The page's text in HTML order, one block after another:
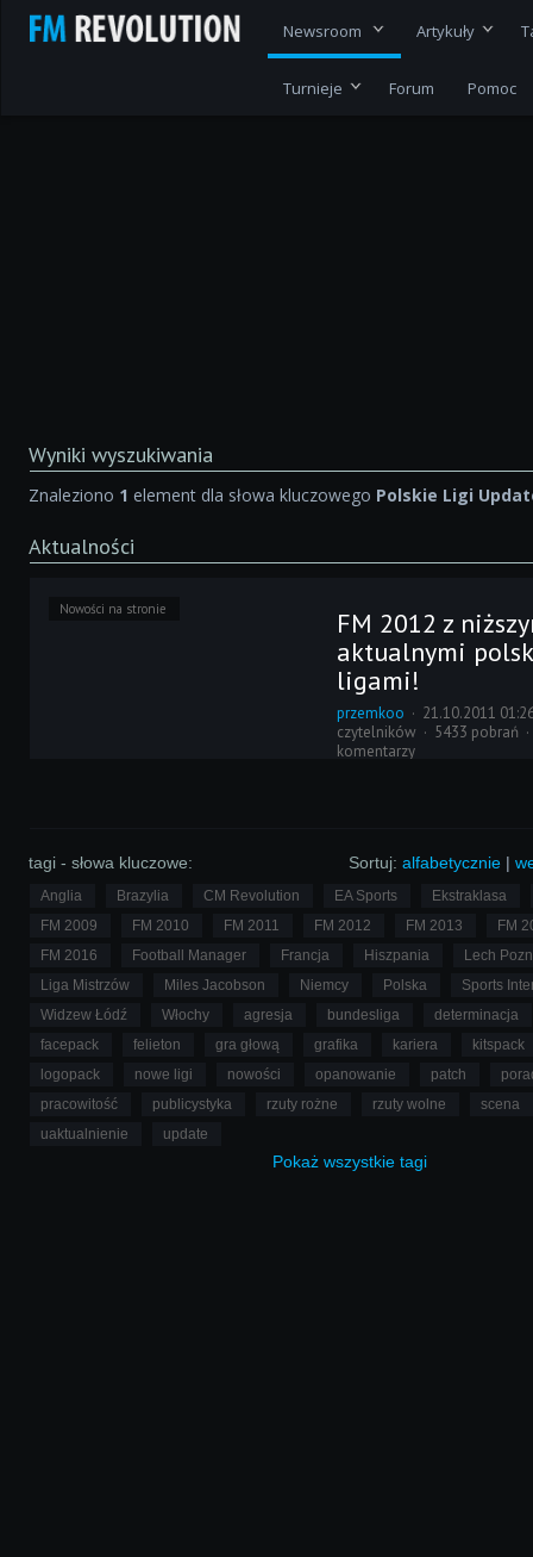
Newsroom Artykuły
Turnieje Forum Pomoc
Wyniki wyszukiwania
Znaleziono 1 element dla słowa kluczowego Polskie Ligi
Aktualności
Nowości na stronie
FM 2012 z
aktualnymi
ligami!
przemkoo
21.10.2011
czytelników
5433 pobrań
komentarzy
postanowili wydać PL
dziś.
Sortuj: alfabetycznie |
tagi - słowa kluczowe:
Anglia Brazylia CM Revolution EA Sports
Ekstraklasa
FM 2009
FM 2010 FM 2011 FM 2012 FM 2013
FM
FM 2016
Football Manager Francja Hiszpania
Lech
Liga Mistrzów
Miles Jacobson Niemcy Polska
Sports
Widzew Łódź
Włochy agresja bundesliga
determinacja
facepack
felieton gra głową grafika kariera
kitspack
logopack
nowe ligi nowości opanowanie patch
pracowitość
publicystyka rzuty rożne rzuty wolne
scena
uaktualnienie
update
Pokaż wszystkie tagi